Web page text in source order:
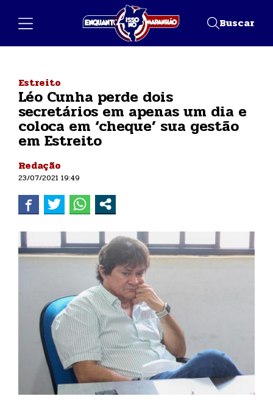
Buscar
Estreito
Léo Cunha perde dois
secretários em apenas um dia e
coloca em ‘cheque’ sua gestão
em Estreito
Redação
23/07/2021 19:49